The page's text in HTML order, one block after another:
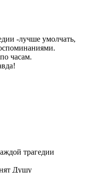
-лучше умолчать,
часам.
трагедии
Душу